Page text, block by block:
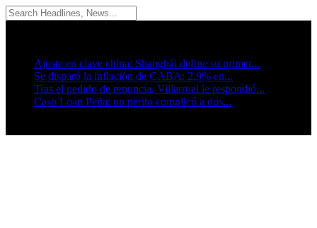
Ajuste en clave china: Shanghái define su primer...
Se disparó la inflación de CABA: 2,9% en...
Tras el pedido de renuncia, Villarruel le respondió...
Caso Loan Peña: un perito complicó a dos...